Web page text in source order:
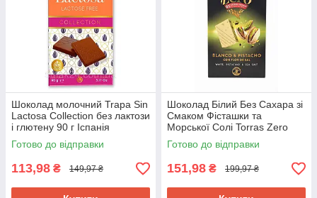
Шоколад молочний Trapa Sin
Lactosa Collection без лактози
і глютену 90 г Іспанія
Готово до відправки
113,98 ₴ 149,97 ₴
Шоколад Білий Без Сахара зі
Смаком Фісташки та
Морської Солі Torras Zero
Blanco & Pistacho con Flor de
Sal 100 г Іспанія
Готово до відправки
151,98 ₴ 199,97 ₴